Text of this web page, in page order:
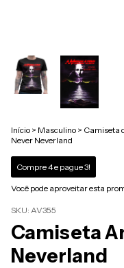
Início > Masculino > Camiseta
Never Neverland
Compre 4 e pague 3!
Você pode aproveitar esta
SKU: AV355
Camiseta
Neverland